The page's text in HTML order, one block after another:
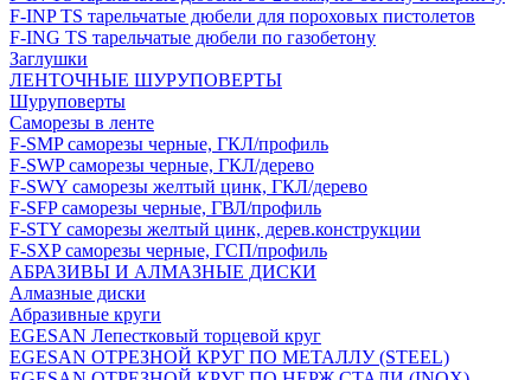
F-INP TS тарельчатые дюбели для пороховых пистолетов
F-ING TS тарельчатые дюбели по газобетону
Заглушки
ЛЕНТОЧНЫЕ ШУРУПОВЕРТЫ
Шуруповерты
Саморезы в ленте
F-SMP саморезы черные, ГКЛ/профиль
F-SWP саморезы черные, ГКЛ/дерево
F-SWY саморезы желтый цинк, ГКЛ/дерево
F-SFP саморезы черные, ГВЛ/профиль
F-STY саморезы желтый цинк, дерев.конструкции
F-SXP саморезы черные, ГСП/профиль
АБРАЗИВЫ И АЛМАЗНЫЕ ДИСКИ
Алмазные диски
Абразивные круги
EGESAN Лепестковый торцевой круг
EGESAN ОТРЕЗНОЙ КРУГ ПО МЕТАЛЛУ (STEEL)